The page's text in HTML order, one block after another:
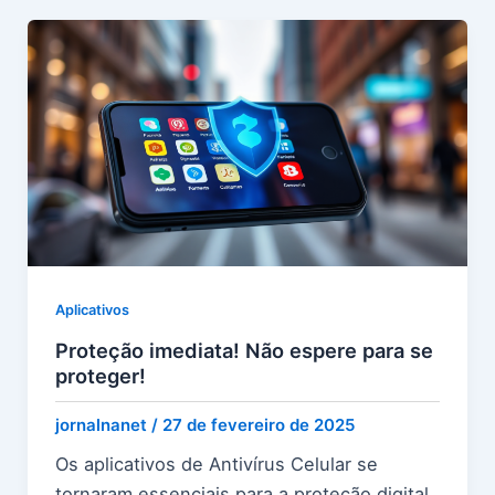
Aplicativos
Proteção imediata! Não espere para se
proteger!
jornalnanet / 27 de fevereiro de 2025
Os aplicativos de Antivírus Celular se